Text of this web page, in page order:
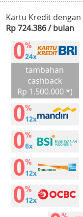
Kartu Kredit dengan
Rp 724.386 / bulan
tambahan
cashback
Rp 1.500.000 *)